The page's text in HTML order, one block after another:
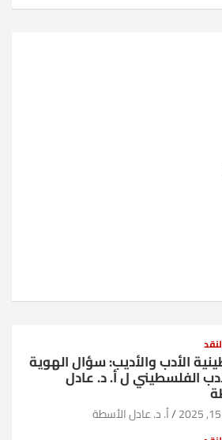
الأدب والأديب: سؤال الهوية
الفلسطيني ل أ. د. عادل
أ. د. عادل الأسطة